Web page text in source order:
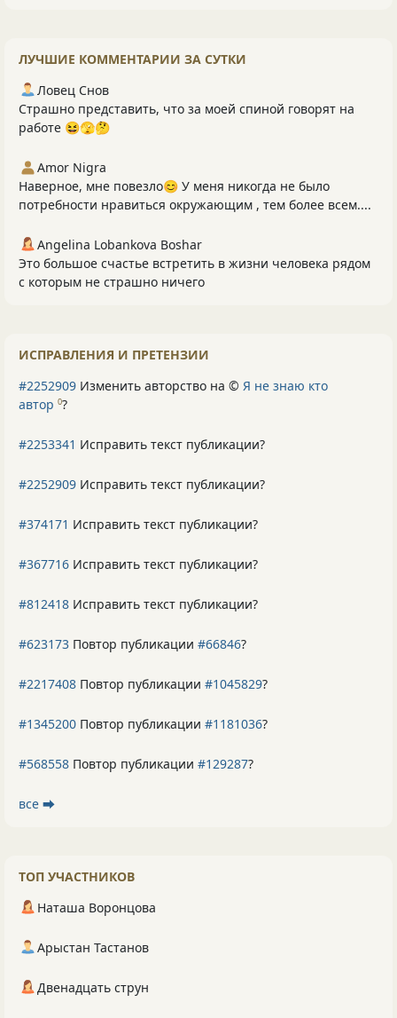
ЛУЧШИЕ КОММЕНТАРИИ ЗА СУТКИ
Ловец Снов
Страшно представить, что за моей спиной говорят на
работе 😆🫣🤔
Amor Nigra
Наверное, мне повезло😊 У меня никогда не было
потребности нравиться окружающим , тем более всем....
Angelina Lobankova Boshar
Это большое счастье встретить в жизни человека рядом
с которым не страшно ничего
ИСПРАВЛЕНИЯ И ПРЕТЕНЗИИ
#2252909 Изменить авторство на © Я не знаю кто
автор 0?
#2253341 Исправить текст публикации?
#2252909 Исправить текст публикации?
#374171 Исправить текст публикации?
#367716 Исправить текст публикации?
#812418 Исправить текст публикации?
#623173 Повтор публикации #66846?
#2217408 Повтор публикации #1045829?
#1345200 Повтор публикации #1181036?
#568558 Повтор публикации #129287?
все ⮕
ТОП УЧАСТНИКОВ
Наташа Воронцова
Арыстан Тастанов
Двенадцать струн